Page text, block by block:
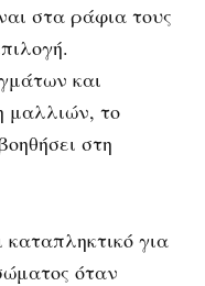
στα ράφια τους
και
μαλλιών, το
στη
καταπληκτικό για
όταν